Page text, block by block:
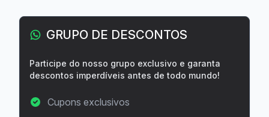
GRUPO DE DESCONTOS
Participe do nosso grupo exclusivo e garanta
descontos imperdíveis antes de todo mundo!
Cupons exclusivos